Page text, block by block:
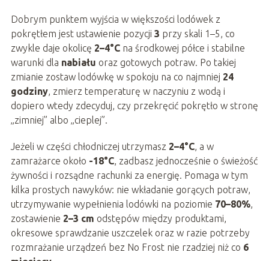
Dobrym punktem wyjścia w większości lodówek z
pokrętłem jest ustawienie pozycji 3 przy skali 1–5, co
zwykle daje okolicę 2–4°Cna środkowej półce i stabilne
warunki dla nabiału oraz gotowych potraw. Po takiej
zmianie zostaw lodówkę w spokoju na co najmniej 24
godziny, zmierz temperaturę w naczyniu z wodą i
dopiero wtedy zdecyduj, czy przekręcić pokrętło w stronę
„zimniej” albo „cieplej”.
Jeżeli w części chłodniczej utrzymasz 2–4°C, a w
zamrażarce około -18°C, zadbasz jednocześnie o świeżość
żywności i rozsądne rachunki za energię. Pomaga w tym
kilka prostych nawyków: nie wkładanie gorących potraw,
utrzymywanie wypełnienia lodówki na poziomie 70–80%,
zostawienie 2–3 cm odstępów między produktami,
okresowe sprawdzanie uszczelek oraz w razie potrzeby
rozmrażanie urządzeń bez No Frost nie rzadziej niż co 6